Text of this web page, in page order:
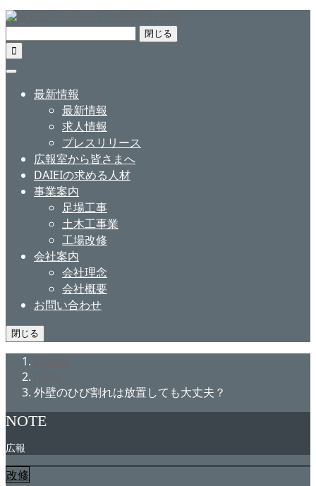
閉じる

最新情報
最新情報
求人情報
プレスリリース
広報室から皆さまへ
DAIEIの求める人材
事業案内
足場工事
土木工事業
工場改修
会社案内
会社理念
会社概要
お問い合わせ
閉じる
外壁のひび割れは放置しても大丈夫？
NOTE
広報
改修